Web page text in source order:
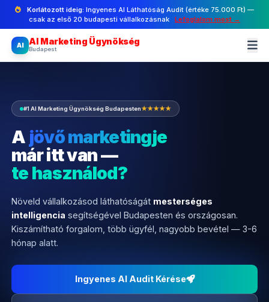
Korlátozott ideig: Ingyenes AI Láthatóság Audit (értéke 75.000 Ft) —
csak az első 20 budapesti vállalkozásnak
Lefoglalom most →
AI AI Marketing Ügynökség
Budapest
#1 AI Marketing Ügynökség Budapesten★★★★★
A jövő marketingje
már itt van —
te használod?
Növeld vállalkozásod láthatóságát mesterséges
intelligencia segítségével Budapesten és országosan.
Kiszámítható forgalom, több ügyfél, nagyobb bevétel — 3-6
hónap alatt.
Ingyenes AI Audit Kérése